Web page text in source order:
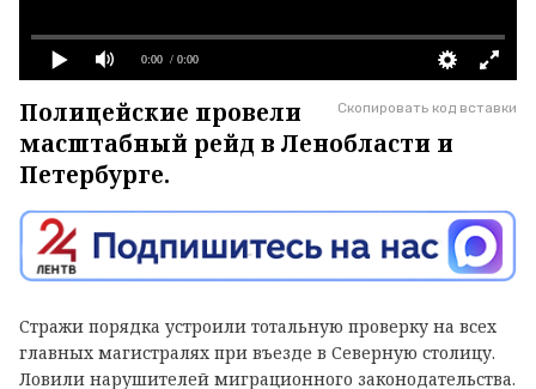
0:00 / 0:00
Скопировать код вставки
Полицейские провели
масштабный рейд в Ленобласти и
Петербурге.
Стражи порядка устроили тотальную проверку на всех
главных магистралях при въезде в Северную столицу.
Ловили нарушителей миграционного законодательства.